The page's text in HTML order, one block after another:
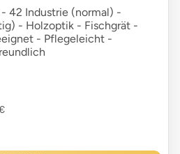
42 Industrie (normal) -
- Holzoptik - Fischgrät -
- Pflegeleicht -